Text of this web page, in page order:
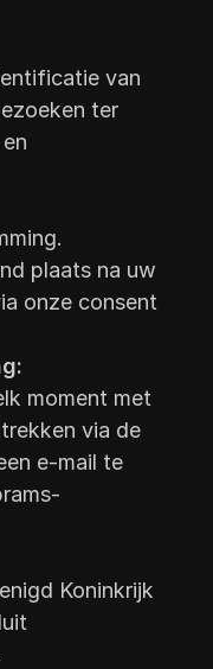
van
ter
plaats na uw
onze consent
moment met
via de
e-mail te
Koninkrijk